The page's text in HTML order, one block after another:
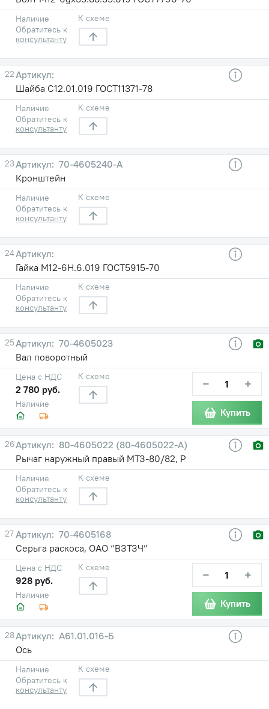
Наличие
Обратитесь к
консультанту
К схеме
22
Шайба С12.01.019 ГОСТ11371-78
Наличие
Обратитесь к
консультанту
К схеме
23
70-4605240-А
Кронштейн
Наличие
Обратитесь к
консультанту
К схеме
24
Гайка М12-6Н.6.019 ГОСТ5915-70
Наличие
Обратитесь к
консультанту
К схеме
25
70-4605023
Вал поворотный
Наличие
Цена с НДС
2 780 руб.
К схеме − +
Купить
26
80-4605022 (80-4605022-А)
Рычаг наружный правый МТЗ-80/82, Р
Наличие
Обратитесь к
консультанту
К схеме
27
70-4605168
Серьга раскоса, ОАО “ВЗТЗЧ”
Наличие
Цена с НДС
928 руб.
К схеме − +
Купить
28
А61.01.016-Б
Ось
Наличие
Обратитесь к
консультанту
К схеме